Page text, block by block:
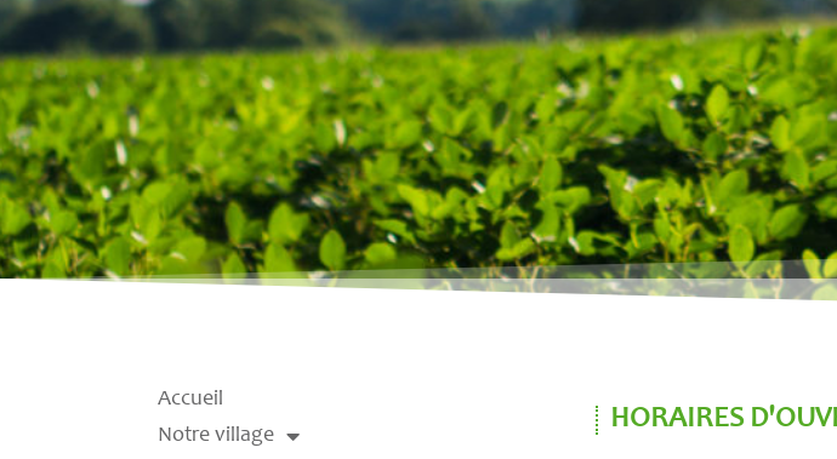
Accueil
Notre village
HORAIRES